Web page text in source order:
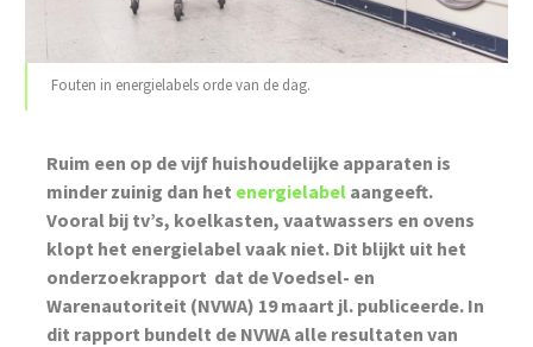
Fouten in energielabels orde van de dag.
Ruim een op de vijf huishoudelijke apparaten is
minder zuinig dan het energielabel aangeeft.
Vooral bij tv’s, koelkasten, vaatwassers en ovens
klopt het energielabel vaak niet. Dit blijkt uit het
onderzoekrapport dat de Voedsel- en
Warenautoriteit (NVWA) 19 maart jl. publiceerde. In
dit rapport bundelt de NVWA alle resultaten van